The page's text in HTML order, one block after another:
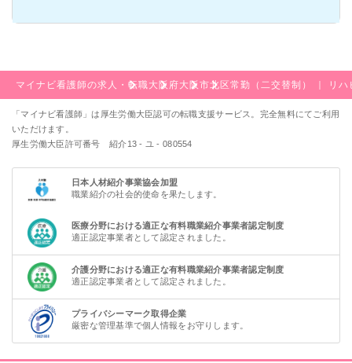
マイナビ看護師の求人・転職大阪府大阪市北区常勤（二交替制） ｜ リ
「マイナビ看護師」は厚生労働大臣認可の転職支援サービス。完全無料にてご利用
いただけます。
厚生労働大臣許可番号 紹介13 - ユ - 080554
日本人材紹介事業協会加盟
職業紹介の社会的使命を果たします。
医療分野における適正な有料職業紹介事業者認定制度
適正認定事業者として認定されました。
介護分野における適正な有料職業紹介事業者認定制度
適正認定事業者として認定されました。
プライバシーマーク取得企業
厳密な管理基準で個人情報をお守りします。